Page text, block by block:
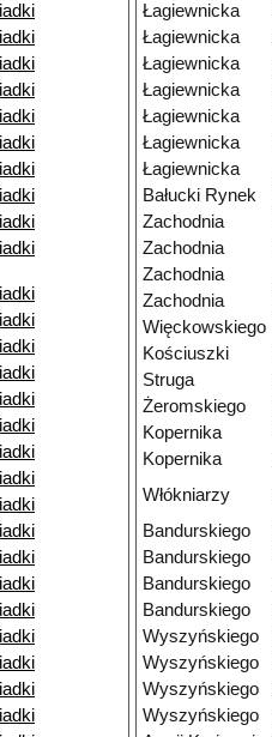
Łagiewnicka
Łagiewnicka
Łagiewnicka
Łagiewnicka
Łagiewnicka
Łagiewnicka
Łagiewnicka
Bałucki Rynek
Zachodnia
Zachodnia
Zachodnia
Zachodnia
Więckowskiego
Kościuszki
Struga
Żeromskiego
Kopernika
Kopernika
Włókniarzy
Bandurskiego
Bandurskiego
Bandurskiego
Bandurskiego
Wyszyńskiego
Wyszyńskiego
Wyszyńskiego
Wyszyńskiego